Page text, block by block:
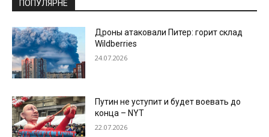
ПОПУЛЯРНЕ
Дроны атаковали Питер: горит склад
Wildberries
24.07.2026
Путин не уступит и будет воевать до
конца – NYT
22.07.2026